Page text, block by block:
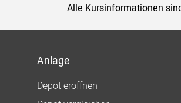
Alle Kursinformationen
Anlage
Depot eröffnen